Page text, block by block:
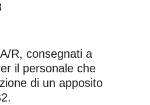
R, consegnati a
il personale che
di un apposito